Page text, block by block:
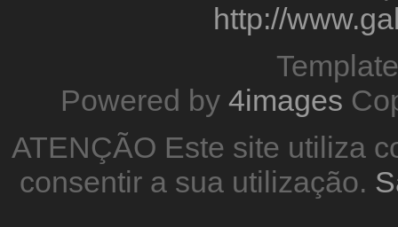
http://
Powered by 4images
ATENÇÃO Este site utiliza
consentir a sua utilização.